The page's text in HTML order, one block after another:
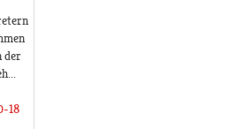
der
18